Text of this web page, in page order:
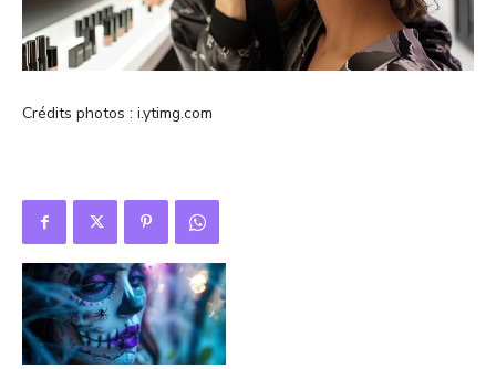
Crédits photos : i.ytimg.com